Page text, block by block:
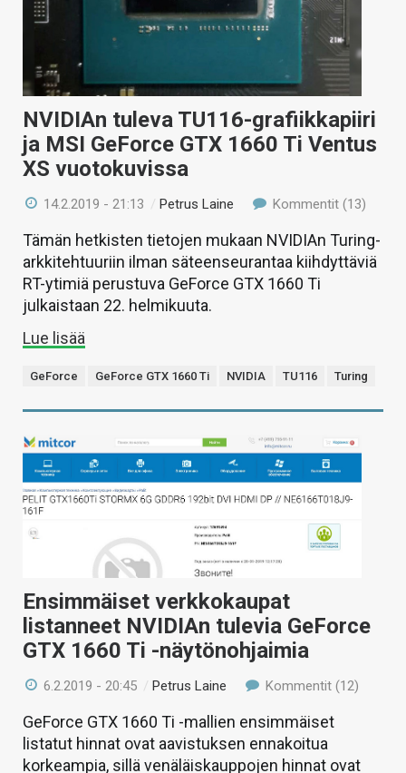
NVIDIAn tuleva TU116-grafiikkapiiri
ja MSI GeForce GTX 1660 Ti Ventus
XS vuotokuvissa
14.2.2019 - 21:13 /Petrus Laine Kommentit (13)
Tämän hetkisten tietojen mukaan NVIDIAn Turing-
arkkitehtuuriin ilman säteenseurantaa kiihdyttäviä
RT-ytimiä perustuva GeForce GTX 1660 Ti
julkaistaan 22. helmikuuta.
Lue lisää
GeForce GeForce GTX 1660 Ti NVIDIA TU116 Turing
Ensimmäiset verkkokaupat
listanneet NVIDIAn tulevia GeForce
GTX 1660 Ti -näytönohjaimia
6.2.2019 - 20:45 /Petrus Laine Kommentit (12)
GeForce GTX 1660 Ti -mallien ensimmäiset
listatut hinnat ovat aavistuksen ennakoitua
korkeampia, sillä venäläiskauppojen hinnat ovat